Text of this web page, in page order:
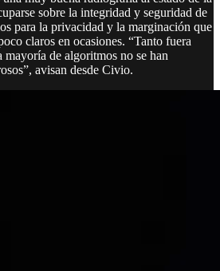
sobre la integridad y seguridad de
para la privacidad y la marginación que
claros en ocasiones. “Tanto fuera
mayoría de algoritmos no se han
avisan desde Civio.